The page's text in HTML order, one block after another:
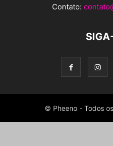
Contato:
© Pheeno - Todos